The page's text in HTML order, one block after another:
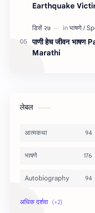
Earthquake
पाणी हेच जीवन
Marathi
लेबल
आत्मकथा
भाषणे
Autobiography
Information